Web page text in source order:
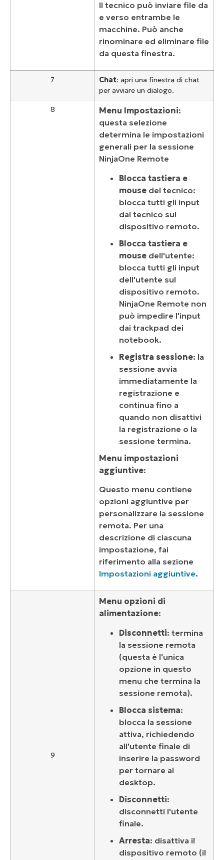
Il tecnico può inviare file da
e verso entrambe le
macchine. Può anche
rinominare ed eliminare file
da questa finestra.
7 Chat: apri una finestra di chat
per avviare un dialogo.
8 Menu Impostazioni:
questa selezione
determina le impostazioni
generali per la sessione
NinjaOne Remote
Blocca tastiera e
mouse del tecnico:
blocca tutti gli input
dal tecnico sul
dispositivo remoto.
Blocca tastiera e
mouse dell'utente:
blocca tutti gli input
dell'utente sul
dispositivo remoto.
NinjaOne Remote non
può impedire l'input
dai trackpad dei
notebook.
Registra sessione: la
sessione avvia
immediatamente la
registrazione e
continua fino a
quando non disattivi
la registrazione o la
sessione termina.
Menu impostazioni
aggiuntive:
Questo menu contiene
opzioni aggiuntive per
personalizzare la sessione
remota. Per una
descrizione di ciascuna
impostazione, fai
riferimento alla sezione
Impostazioni aggiuntive.
9
Menu opzioni di
alimentazione:
Disconnetti: termina
la sessione remota
(questa è l'unica
opzione in questo
menu che termina la
sessione remota).
Blocca sistema:
blocca la sessione
attiva, richiedendo
all'utente finale di
inserire la password
per tornare al
desktop.
Disconnetti:
disconnetti l'utente
finale.
Arresta: disattiva il
dispositivo remoto (il